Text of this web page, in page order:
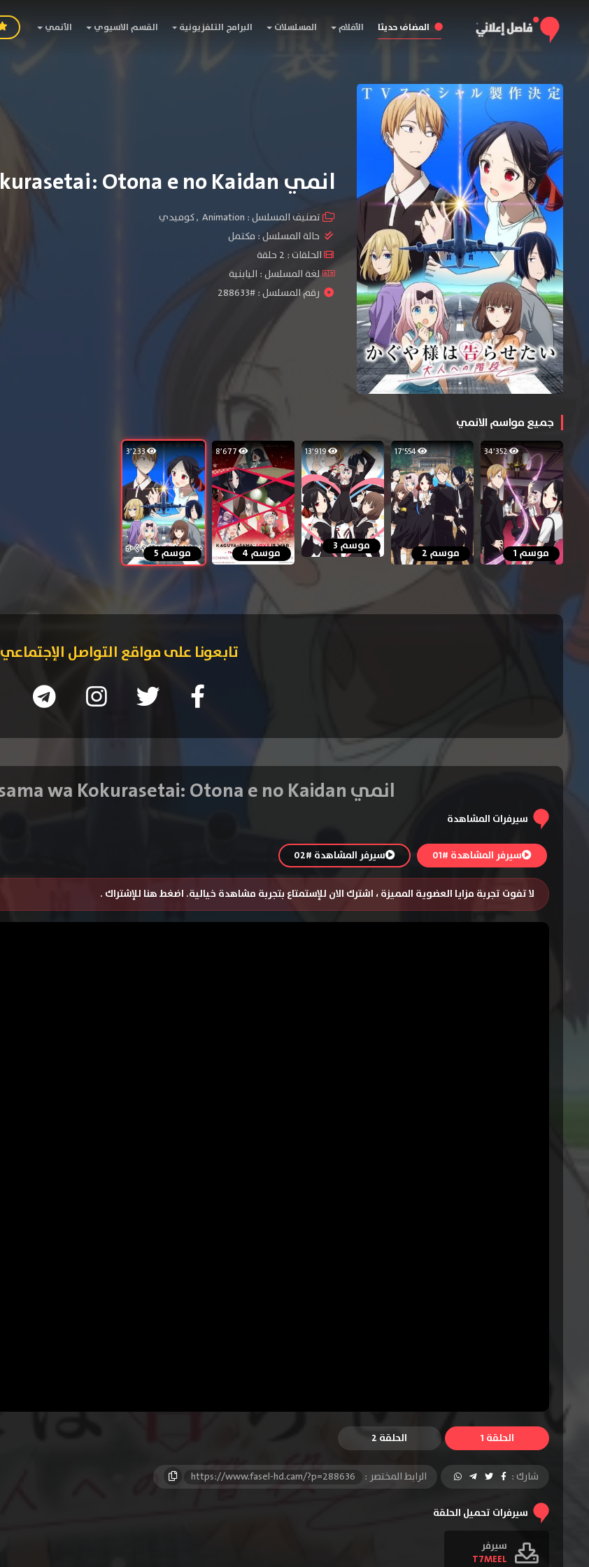
المضاف حديثا الأفلام المسلسلات البرامج التلفزيونية القسم الاسيوي الأنمي
انمي Kaguya-sama wa Kokurasetai: Otona e no Kaidan
تصنيف المسلسل : Animation
,كوميدي
حالة المسلسل : مكتمل
الحلقات : 2 حلقة
لغة المسلسل : اليابنية
رقم المسلسل : #288633
جميع مواسم الانمي
34٬352
موسم 1
17٬554
موسم 2
13٬919
موسم 3
8٬677
موسم 4
3٬233
موسم 5
تابعونا على مواقع التواصل الإجتماعي
انمي Kaguya-sama wa Kokurasetai: Otona e no Kaidan – الحلقة 1
سيرفرات المشاهدة
سيرفر المشاهدة #01 سيرفر المشاهدة #02
لا تفوت تجربة مزايا العضوية المميزة ، اشترك الان للإستمتاع بتجربة مشاهدة خيالية. اضغط هنا للإشتراك .
الحلقة 1 الحلقة 2
شارك : الرابط المختصر : https://www.fasel-hd.cam/?p=288636
سيرفرات تحميل الحلقة
سيرفر
T7MEEL